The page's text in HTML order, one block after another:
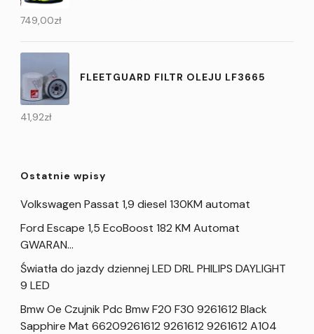
749,00zł
FLEETGUARD FILTR OLEJU LF3665
41,92zł
Ostatnie wpisy
Volkswagen Passat 1,9 diesel 130KM automat
Ford Escape 1,5 EcoBoost 182 KM Automat
GWARAN…
Światła do jazdy dziennej LED DRL PHILIPS DAYLIGHT
9 LED
Bmw Oe Czujnik Pdc Bmw F20 F30 9261612 Black
Sapphire Mat 66209261612 9261612 9261612 A104